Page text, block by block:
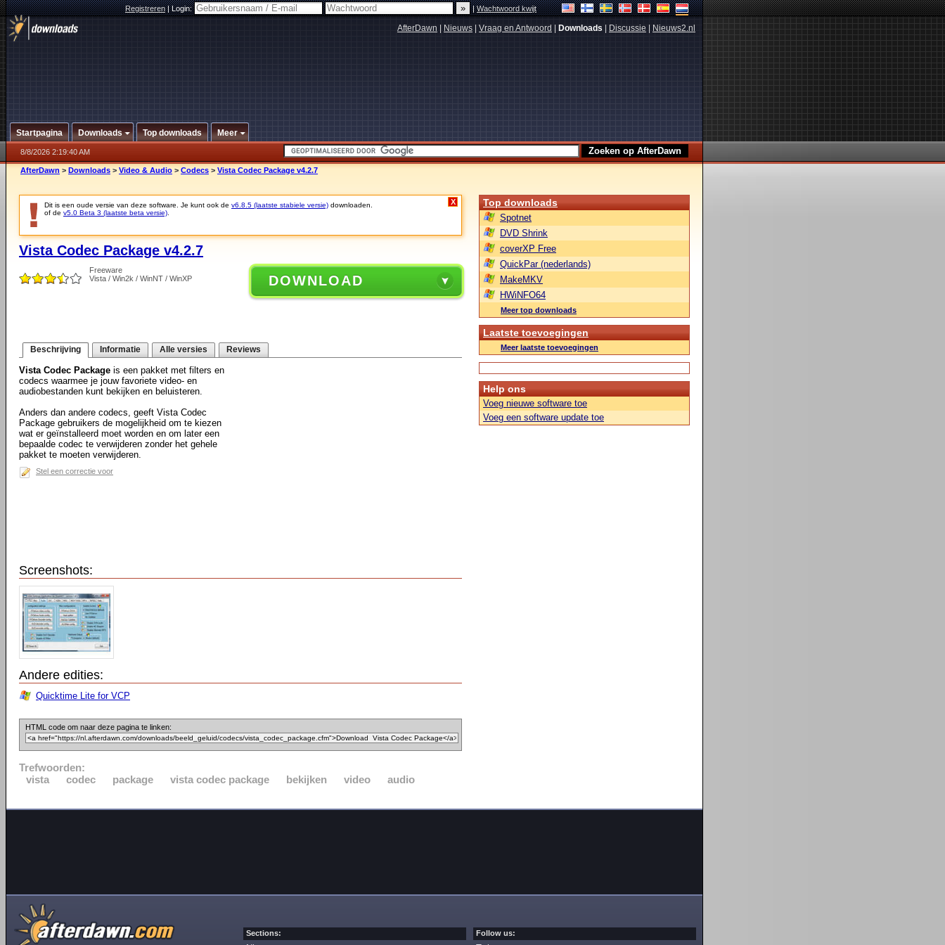
Registreren|Login: |Wachtwoord kwijt
AfterDawn Nieuws Vraag en Antwoord Downloads Discussie Nieuws2.nl
Startpagina Downloads Top downloads Meer
8/8/2026 2:19:40 AM
AfterDawn > Downloads > Video & Audio > Codecs > Vista Codec Package v4.2.7
Dit is een oude versie van deze software. Je kunt ook de v6.8.5 (laatste stabiele versie) downloaden.
of de v5.0 Beta 3 (laatste beta versie)
X
Vista Codec Package v4.2.7
Freeware
Vista / Win2k / WinNT / WinXP
DOWNLOAD
Beschrijving Informatie Alle versies Reviews
Vista Codec Package is een pakket met filters en
codecs waarmee je jouw favoriete video- en
audiobestanden kunt bekijken en beluisteren.
Anders dan andere codecs, geeft Vista Codec
Package gebruikers de mogelijkheid om te kiezen
wat er geïnstalleerd moet worden en om later een
bepaalde codec te verwijderen zonder het gehele
pakket te moeten verwijderen.
Stel een correctie voor
Screenshots:
Andere edities:
Quicktime Lite for VCP
HTML code om naar deze pagina te linken:
Trefwoorden:
vista
codec package vista codec package bekijken video audio
Top downloads
Spotnet
DVD Shrink
coverXP Free
QuickPar (nederlands)
MakeMKV
HWiNFO64
Meer top downloads
Laatste toevoegingen
Meer laatste toevoegingen
Help ons
Voeg nieuwe software toe
Voeg een software update toe
Sections: Follow us: